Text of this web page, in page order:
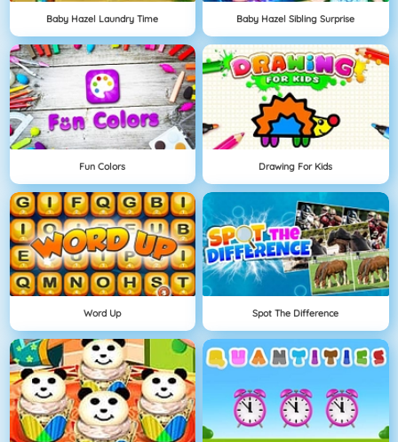
Baby Hazel Laundry Time Baby Hazel Sibling Surprise
Fun Colors Drawing For Kids
Word Up Spot The Difference